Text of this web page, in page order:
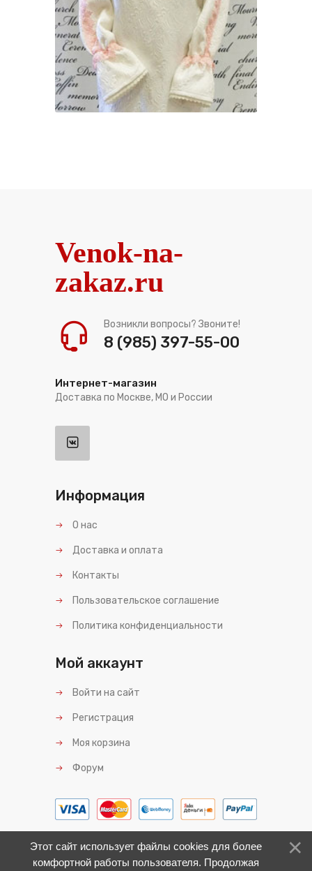
Venok-na-
zakaz.ru
Возникли вопросы? Звоните!
8 (985) 397-55-00
Интернет-магазин
Доставка по Москве, МО и России
Информация
О нас
Доставка и оплата
Контакты
Пользовательское соглашение
Политика конфиденциальности
Мой аккаунт
Войти на сайт
Регистрация
Моя корзина
Форум
Этот сайт использует файлы cookies для более
комфортной работы пользователя. Продолжая